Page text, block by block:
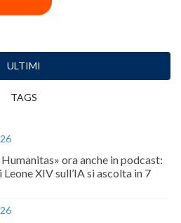
ULTIMI
TAGS
ora anche in podcast:
Leone XIV sull’IA si ascolta in 7